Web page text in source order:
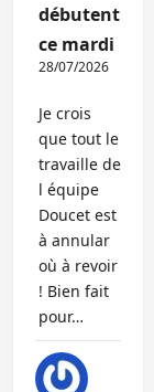
débutent
ce mardi
28/07/2026
Je crois
que tout le
travaille de
l équipe
Doucet est
à annular
où à revoir
! Bien fait
pour…